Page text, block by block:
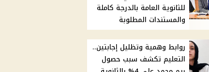
للثانوية العامة بالدرجة كاملة
والمستندات المطلوبة
روابط وهمية وتظليل إجابتين..
التعليم تكشف سبب حصول